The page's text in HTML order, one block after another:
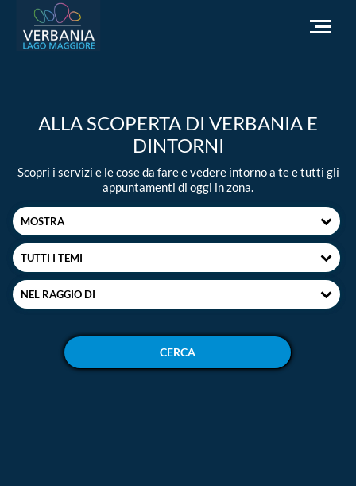
Come raggiungerci
Infopoint Turistico
Richiesta informazioni
Sito Istituzionale
ALLA SCOPERTA DI VERBANIA E
DINTORNI
Scopri i servizi e le cose da fare e vedere intorno a te e tutti gli
appuntamenti di oggi in zona.
MOSTRA
TUTTI I TEMI
NEL RAGGIO DI